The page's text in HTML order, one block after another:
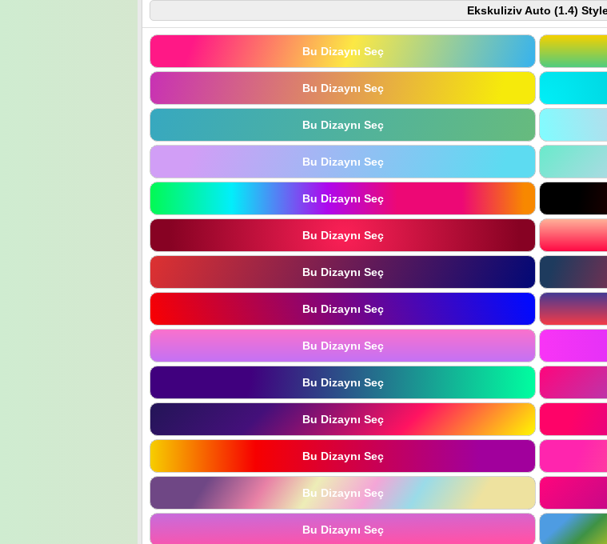
Ekskuliziv Auto (1.4)
Bu Dizaynı Seç
Bu Dizaynı Seç
Bu Dizaynı Seç
Bu Dizaynı Seç
Bu Dizaynı Seç
Bu Dizaynı Seç
Bu Dizaynı Seç
Bu Dizaynı Seç
Bu Dizaynı Seç
Bu Dizaynı Seç
Bu Dizaynı Seç
Bu Dizaynı Seç
Bu Dizaynı Seç
Bu Dizaynı Seç